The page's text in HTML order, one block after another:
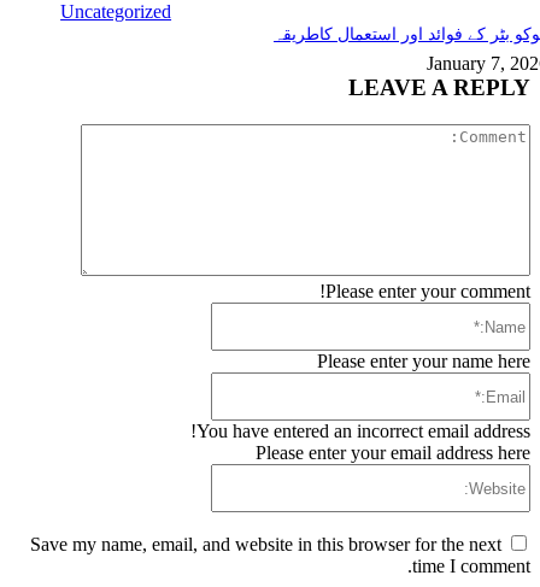
Uncategorized
بٹر کے فوائد اور استعمال کاطریقہ
January 7,
LEAVE A REPLY
Please enter your comment!
Please enter your name here
You have entered an incorrect email address!
Please enter your email address here
Save my name, email, and website in this browser for the next
time I comment.